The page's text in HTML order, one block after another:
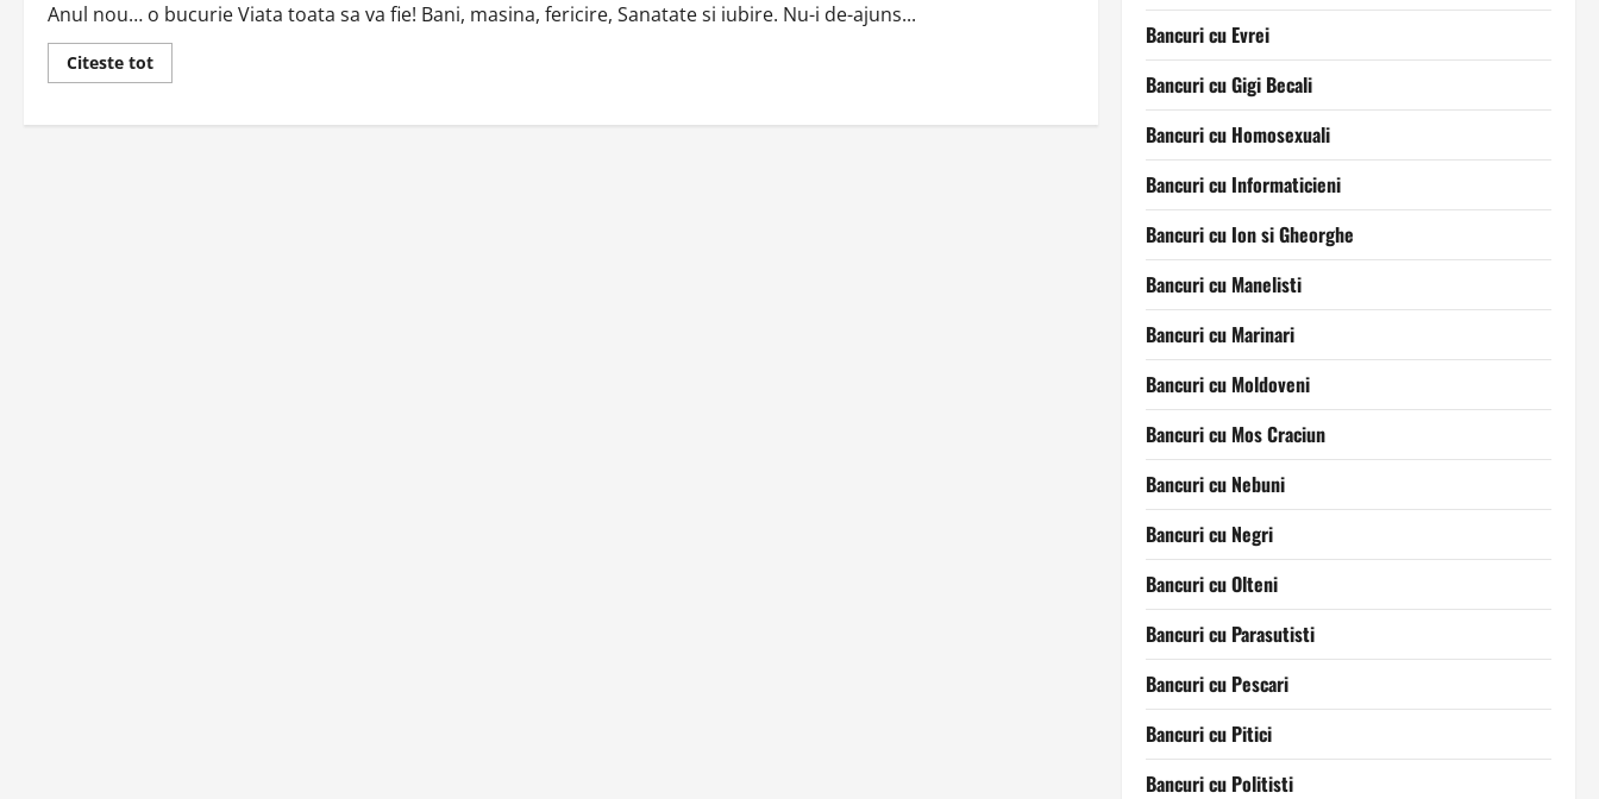
Anul nou… o bucurie Viata toata sa va fie! Bani, masina, fericire, Sanatate si iubire. Nu-i de-ajuns...
Citeste totRead
more
Urari,
Bancuri cu Evrei
Bancuri cu Gigi Becali
Bancuri cu Homosexuali
Bancuri cu Informaticieni
Bancuri cu Ion si Gheorghe
Bancuri cu Manelisti
Bancuri cu Marinari
Bancuri cu Moldoveni
Bancuri cu Mos Craciun
Bancuri cu Nebuni
Bancuri cu Negri
Bancuri cu Olteni
Bancuri cu Parasutisti
Bancuri cu Pescari
Bancuri cu Pitici
Bancuri cu Politisti